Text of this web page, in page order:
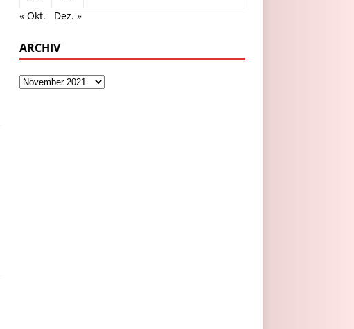
« Okt.
Dez. »
ARCHIV